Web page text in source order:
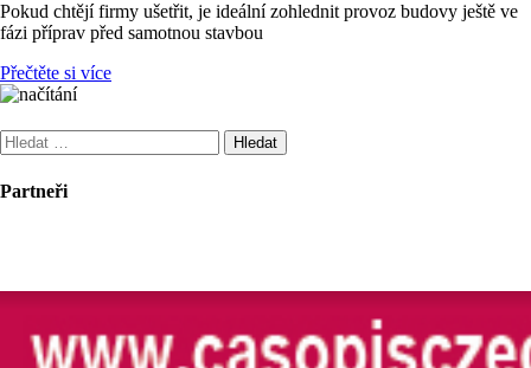
Pokud chtějí firmy ušetřit, je ideální zohlednit provoz budovy ještě ve
fázi příprav před samotnou stavbou
Přečtěte si více
Vyhledávání
Partneři